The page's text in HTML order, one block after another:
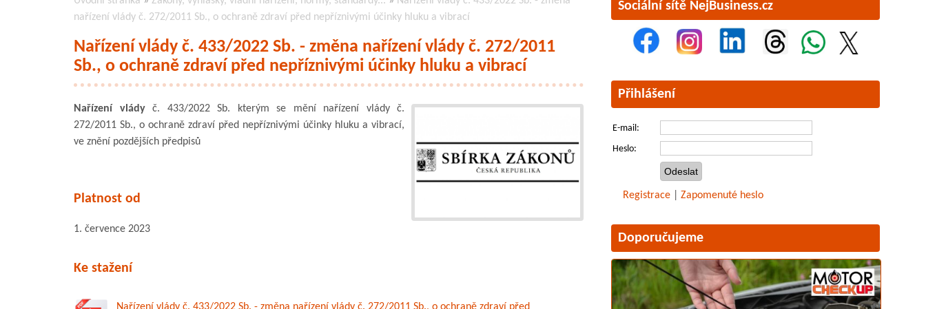
nařízení vlády č. 272/2011 Sb., o ochraně zdraví před nepříznivými účinky hluku a vibrací
Nařízení vlády č. 433/2022 Sb. - změna nařízení vlády č. 272/2011
Sb., o ochraně zdraví před nepříznivými účinky hluku a vibrací
Nařízení vládyč. 433/2022 Sb. kterým se mění nařízení vlády č.
272/2011 Sb., o ochraně zdraví před nepříznivými účinky hluku a vibrací,
ve znění pozdějších předpisů
Platnost od
1. července 2023
Ke stažení
Nařízení vlády č. 433/2022 Sb. - změna nařízení vlády č. 272/2011 Sb., o ochraně zdraví před
Sociální sítě NejBusiness.cz
Přihlášení
E-mail:
Heslo:
Registrace Zapomenuté heslo
Doporučujeme